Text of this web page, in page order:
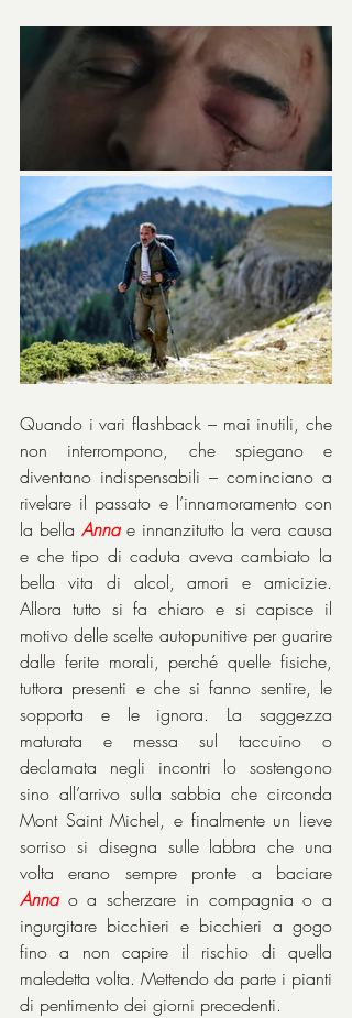
Quando i vari flashback – mai inutili, che
non interrompono, che spiegano e
diventano indispensabili – cominciano a
rivelare il passato e l’innamoramento con
la bella Anna e innanzitutto la vera causa
e che tipo di caduta aveva cambiato la
bella vita di alcol, amori e amicizie.
Allora tutto si fa chiaro e si capisce il
motivo delle scelte autopunitive per guarire
dalle ferite morali, perché quelle fisiche,
tuttora presenti e che si fanno sentire, le
sopporta e le ignora. La saggezza
maturata e messa sul taccuino o
declamata negli incontri lo sostengono
sino all’arrivo sulla sabbia che circonda
Mont Saint Michel, e finalmente un lieve
sorriso si disegna sulle labbra che una
Anna o a scherzare in compagnia o a
ingurgitare bicchieri e bicchieri a gogo
fino a non capire il rischio di quella
maledetta volta. Mettendo da parte i pianti
di pentimento dei giorni precedenti.